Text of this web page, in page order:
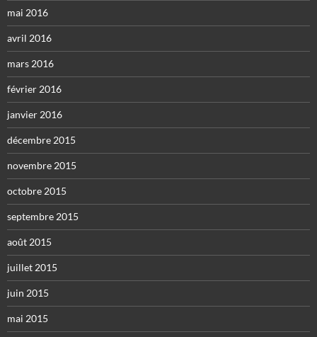
mai 2016
avril 2016
mars 2016
février 2016
janvier 2016
décembre 2015
novembre 2015
octobre 2015
septembre 2015
août 2015
juillet 2015
juin 2015
mai 2015